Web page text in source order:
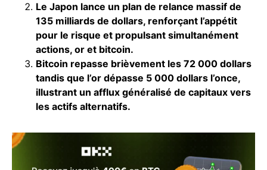
Le Japon lance un plan de relance massif de
135 milliards de dollars, renforçant l’appétit
pour le risque et propulsant simultanément
actions, or et bitcoin.
Bitcoin repasse brièvement les 72 000 dollars
tandis que l’or dépasse 5 000 dollars l’once,
illustrant un afflux généralisé de capitaux vers
les actifs alternatifs.